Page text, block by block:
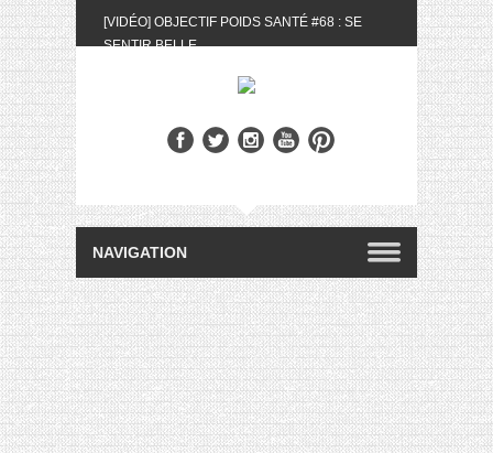
[VIDÉO] OBJECTIF POIDS SANTÉ #68 : SE
SENTIR BELLE
BIOTYFULL BOX DU MOIS DE MAI 2024 FEAT.
[VIDÉO] QUITOQUE #10 : MEAL PREP &
CONVIVIALITÉ
[VIDÉO] UNBOXING : LES MY LITTLE &
BIOTYFULL BOX DU MOIS D’AVRIL 2024
FEAT. AKILA
[VIDÉO] OBJECTIF POIDS SANTÉ #67 : L’AVIS
DES AUTRES, CE N’EST QUE LA VIE DES
AUTRES
[VIDÉO] UNBOXING : LES MY LITTLE &
BIOTYFULL BOX DES MOIS DE FÉVRIER ET
MARS 2024 FEAT. AKILA